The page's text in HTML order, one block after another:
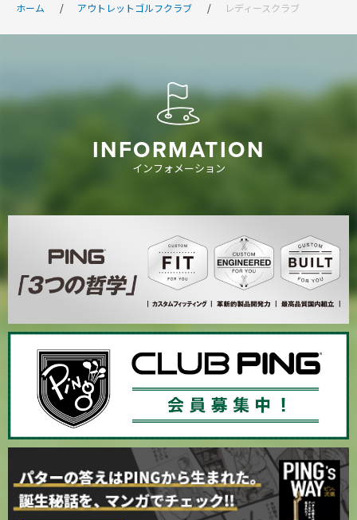
ホーム アウトレットゴルフクラブ レディースクラブ
INFORMATION
インフォメーション